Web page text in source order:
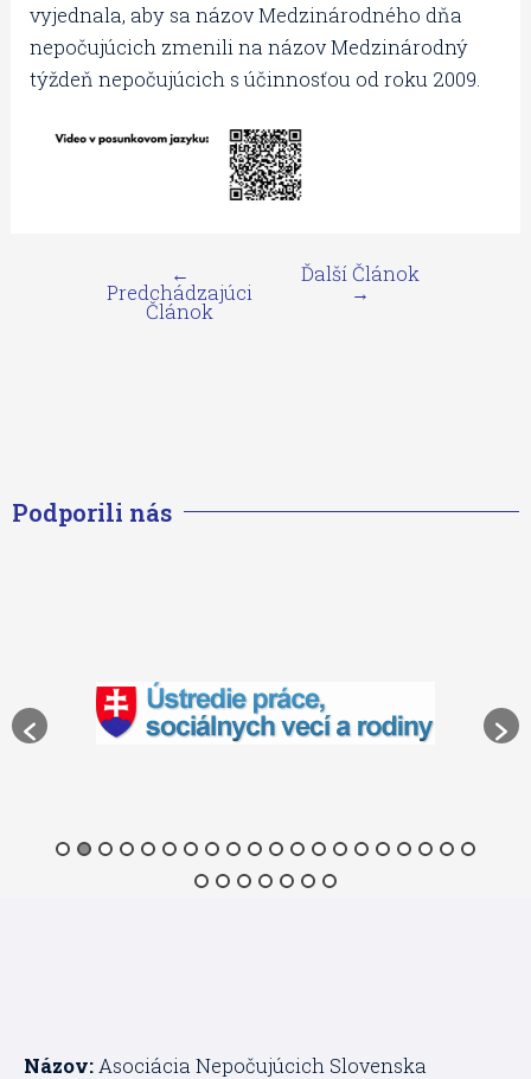
vyjednala, aby sa názov Medzinárodného dňa
nepočujúcich zmenili na názov Medzinárodný
týždeň nepočujúcich s účinnosťou od roku 2009.
←
Predchádzajúci
Článok
Ďalší Článok
→
Podporili nás
Názov: Asociácia Nepočujúcich Slovenska